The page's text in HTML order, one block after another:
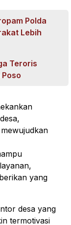
Polda
Lebih
Teroris
yang
desa yang
termotivasi